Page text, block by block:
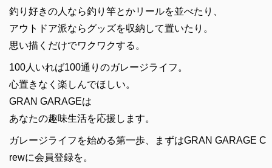
釣り好きの人なら釣り竿とかリールを並べたり、
アウトドア派ならグッズを収納して置いたり。
思い描くだけでワクワクする。
100人いれば100通りのガレージライフ。
心置きなく楽しんでほしい。
GRAN GARAGEは
あなたの趣味生活を応援します。
ガレージライフを始める第一歩、まずはGRAN GARAGE C
rewに会員登録を。